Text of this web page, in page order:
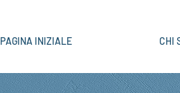
PAGINA INIZIALE CHI